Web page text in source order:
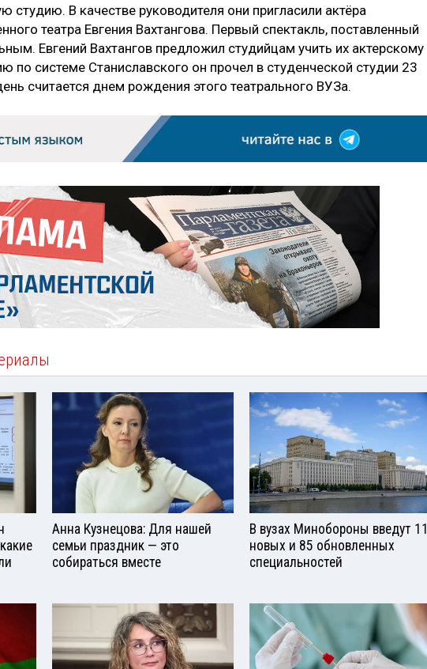
студию. В качестве руководителя они пригласили актёра
театра Евгения Вахтангова. Первый спектакль, поставленный
Евгений Вахтангов предложил студийцам учить их актерскому
по системе Станиславского он прочел в студенческой студии 23
считается днем рождения этого театрального ВУЗа.
Анна Кузнецова: Для нашей
семьи праздник — это
собираться вместе
В вузах Минобороны введут 11
новых и 85 обновленных
специальностей